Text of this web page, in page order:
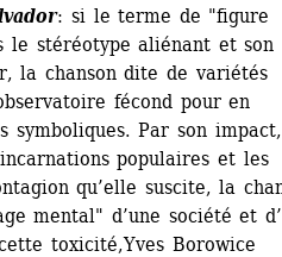
: si le terme de "figure
le stéréotype aliénant et son
la chanson dite de variétés
fécond pour en
symboliques. Par son
populaires et les
qu’elle suscite, la
mental" d’une société et
toxicité,Yves Borowice